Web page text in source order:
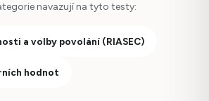
navazují na tyto testy:
a volby povolání (RIASEC)
hodnot